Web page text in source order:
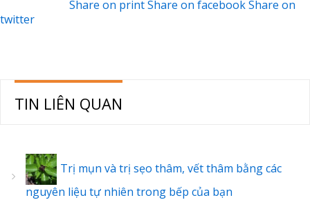
Share on printShare on facebookShare on
twitter
TIN LIÊN QUAN
Trị mụn và trị sẹo thâm, vết thâm bằng các
nguyên liệu tự nhiên trong bếp của bạn